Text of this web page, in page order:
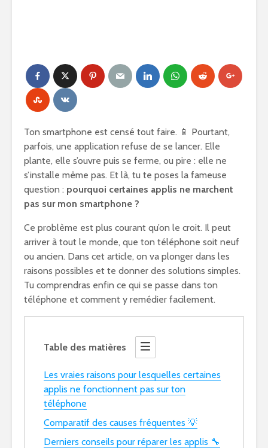
Ton smartphone est censé tout faire. 📱 Pourtant,
parfois, une application refuse de se lancer. Elle
plante, elle s’ouvre puis se ferme, ou pire : elle ne
s’installe même pas. Et là, tu te poses la fameuse
question : pourquoi certaines applis ne marchent
pas sur mon smartphone ?
Ce problème est plus courant qu’on le croit. Il peut
arriver à tout le monde, que ton téléphone soit neuf
ou ancien. Dans cet article, on va plonger dans les
raisons possibles et te donner des solutions simples.
Tu comprendras enfin ce qui se passe dans ton
téléphone et comment y remédier facilement.
Table des matières
Les vraies raisons pour lesquelles certaines
applis ne fonctionnent pas sur ton
téléphone
Comparatif des causes fréquentes 💡
Derniers conseils pour réparer les applis 🔧